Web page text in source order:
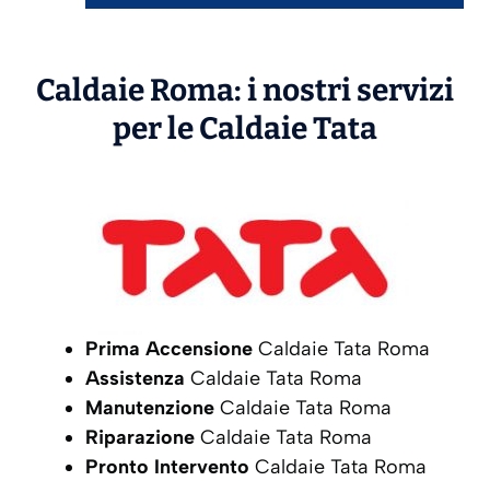
Caldaie Roma: i nostri servizi
per le CaldaieTata
Prima Accensione Caldaie Tata Roma
Assistenza Caldaie Tata Roma
Manutenzione Caldaie Tata Roma
Riparazione Caldaie Tata Roma
Pronto Intervento Caldaie Tata Roma